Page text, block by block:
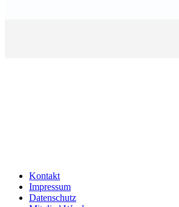
Kontakt
Impressum
Datenschutz